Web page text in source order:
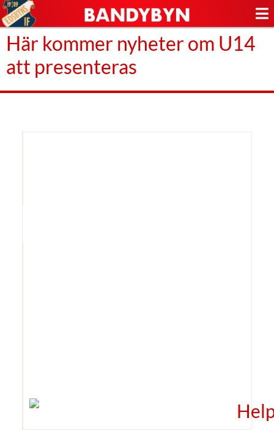
Här kommer nyheter om U14
att presenteras